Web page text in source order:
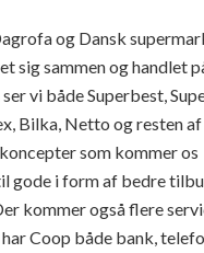
og Dansk
sig sammen og handlet
vi både Superbest,
Bilka, Netto og resten
som kommer os
gode i form af bedre
kommer også flere
Coop både bank,